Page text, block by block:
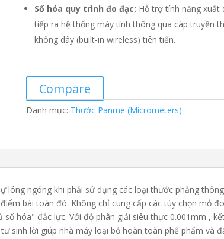
Số hóa quy trình đo đạc: Hỗ trợ tính năng
tiếp ra hệ thống máy tính thông qua cáp truyền
không dây (built-in wireless) tiên tiến.
Compare
Danh mục: Thước Panme (Micrometers)
lóng ngóng khi phải sử dụng các loại thước phẳng
bài toán đó. Không chỉ cung cấp các tùy chọn mỏ
số hóa" đắc lực. Với độ phân giải siêu thực 0.001mm ,
sinh lời giúp nhà máy loại bỏ hoàn toàn phế phẩm và